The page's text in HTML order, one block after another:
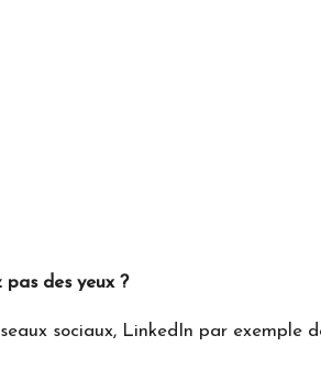
des yeux ?
sociaux, LinkedIn par exemple